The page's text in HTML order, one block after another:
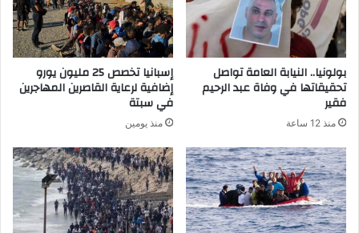
بولونيا.. النيابة العامة تواصل
تحقيقاتها في وفاة عبد الرحيم
فقير
منذ 12 ساعة
إسبانيا تخصص 25 مليون يورو
إضافية لرعاية القاصرين المهاجرين
في سبتة
منذ يومين